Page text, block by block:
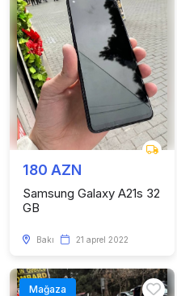
180 AZN
Samsung Galaxy A21s 32
GB
Bakı 21 aprel 2022
Mağaza